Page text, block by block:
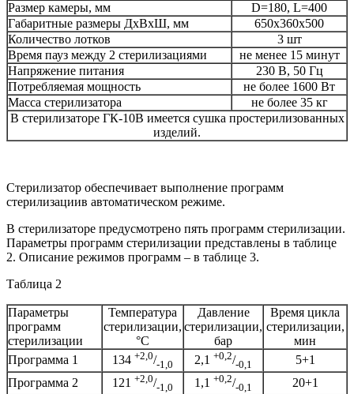
Размер камеры, мм
D=180, L=400
Габаритные размеры ДхВхШ, мм
650х360х500
Количество лотков
3 шт
Время пауз между 2 стерилизациями
не менее 15 минут
Напряжение питания
230 В, 50 Гц
Потребляемая мощность
не более 1600 Вт
Масса стерилизатора
не более 35 кг
В стерилизаторе ГК-10В имеется сушка простерилизованных
изделий.
Стерилизатор обеспечивает выполнение программ
стерилизациив автоматическом режиме.
В стерилизаторе предусмотрено пять программ стерилизации.
Параметры программ стерилизации представлены в таблице
2. Описание режимов программ – в таблице 3.
Таблица 2
Параметры
программ
стерилизации
Температура
стерилизации,
°С
Давление
стерилизации,
бар
Время цикла
стерилизации,
мин
Программа 1
134 +2,0/-1,0 2,1 +0,2/-0,1
5+1
Программа 2
121 +2,0/-1,0 1,1 +0,2/-0,1
20+1